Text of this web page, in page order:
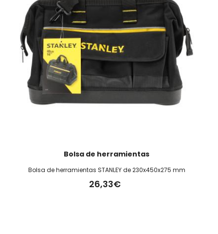
Bolsa de herramientas
Bolsa de herramientas STANLEY de 230x450x275 mm
26,33€